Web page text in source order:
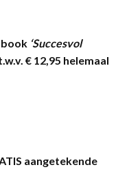
book ‘Succesvol
€ 12,95 helemaal
aangetekende